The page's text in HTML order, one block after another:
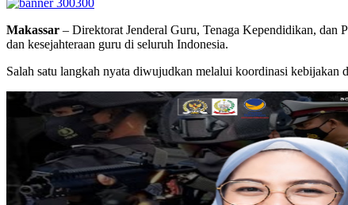
Makassar – Direktorat Jenderal Guru, Tenaga Kependidikan, dan
dan kesejahteraan guru di seluruh Indonesia.
Salah satu langkah nyata diwujudkan melalui koordinasi kebijakan